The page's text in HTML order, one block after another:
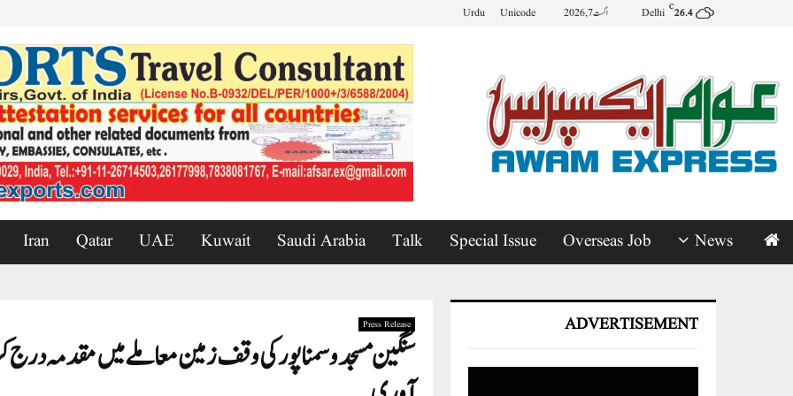
26.4
C
Delhi اگست 7, 2026 Unicode
Urdu
News
Overseas Job
Special Issue
Talk
Saudi Arabia
Kuwait
UAE
Qatar
Iran
Press Release
سنگین مسجد و سمنا پور کی وقف زمین معاملے میں مقدمہ
ADVERTISEMENT